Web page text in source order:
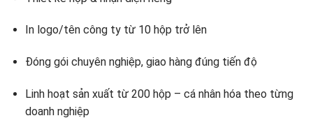
In logo/tên công ty từ 10 hộp trở lên
Đóng gói chuyên nghiệp, giao hàng đúng tiến độ
Linh hoạt sản xuất từ 200 hộp – cá nhân hóa theo từng
doanh nghiệp